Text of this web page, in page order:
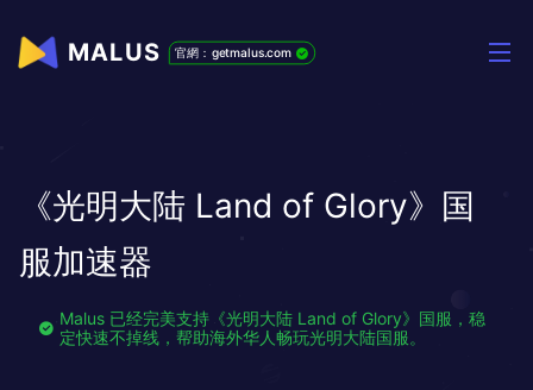
MALUS 官網：getmalus.com
《光明大陆 Land of Glory》国
服加速器
Malus 已经完美支持《光明大陆 Land of Glory》国服，稳
定快速不掉线，帮助海外华人畅玩光明大陆国服。